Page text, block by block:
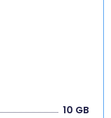
10 GB